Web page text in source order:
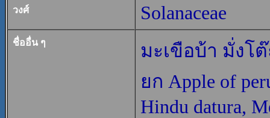
วงศ์ Solanaceae
ชื่ออื่น ๆ
มะเขือบ้า มั่งโ
ยก Apple of
Hindu datura,